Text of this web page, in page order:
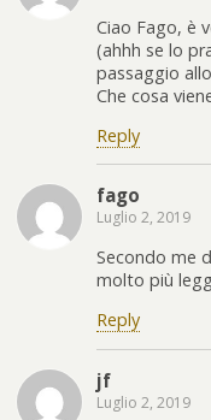
Ciao Fago, è
(ahhh se lo
passaggio
Che cosa
Reply
fago
Luglio 2, 2019
Secondo me
molto più
Reply
jf
Luglio 2, 2019